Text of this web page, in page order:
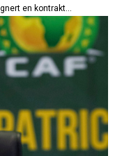
en kontrakt...